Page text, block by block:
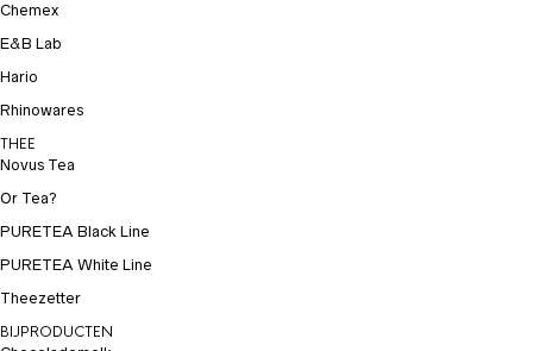
Chemex
E&B Lab
Hario
Rhinowares
THEE
Novus Tea
Or Tea?
PURETEA Black Line
PURETEA White Line
Theezetter
BIJPRODUCTEN